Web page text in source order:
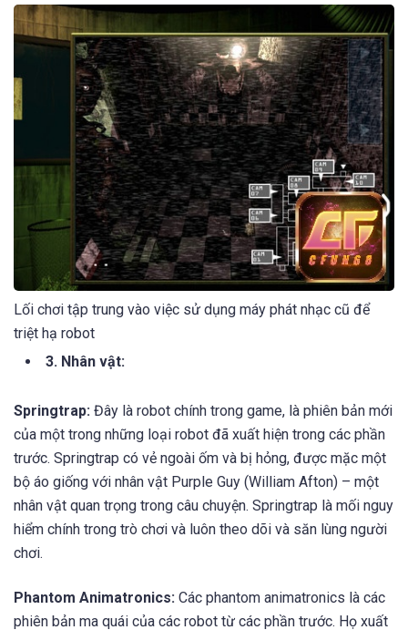
Lối chơi tập trung vào việc sử dụng máy phát nhạc cũ để
triệt hạ robot
3. Nhân vật:
Springtrap: Đây là robot chính trong game, là phiên bản mới
của một trong những loại robot đã xuất hiện trong các phần
trước. Springtrap có vẻ ngoài ốm và bị hỏng, được mặc một
bộ áo giống với nhân vật Purple Guy (William Afton) – một
nhân vật quan trọng trong câu chuyện. Springtrap là mối nguy
hiểm chính trong trò chơi và luôn theo dõi và săn lùng người
chơi.
Phantom Animatronics: Các phantom animatronics là các
phiên bản ma quái của các robot từ các phần trước. Họ xuất